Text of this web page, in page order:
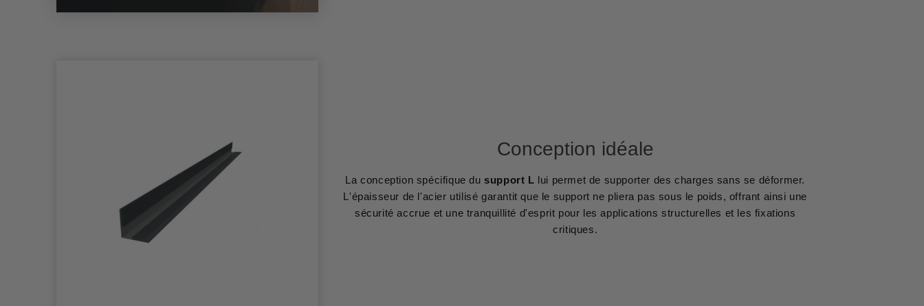
Conception idéale
La conception spécifique du support L lui permet de supporter des charges sans se déformer.
L'épaisseur de l'acier utilisé garantit que le support ne pliera pas sous le poids, offrant ainsi une
sécurité accrue et une tranquillité d'esprit pour les applications structurelles et les fixations
critiques.